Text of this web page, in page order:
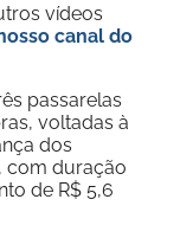
vídeos
canal do
passarelas
voltadas à
dos
com duração
de R$ 5,6